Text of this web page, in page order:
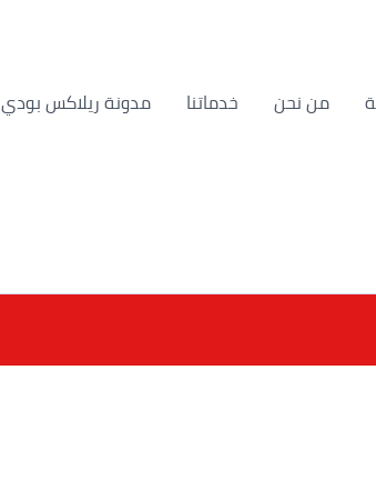
من نحن خدماتنا مدونة ريلاكس بودي